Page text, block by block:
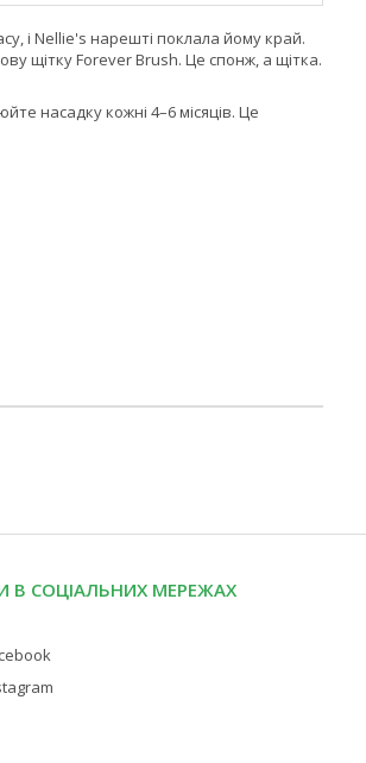
і Nellie's нарешті поклала йому край.
щітку Forever Brush. Це спонж, а щітка.
насадку кожні 4–6 місяців. Це
В СОЦІАЛЬНИХ МЕРЕЖАХ